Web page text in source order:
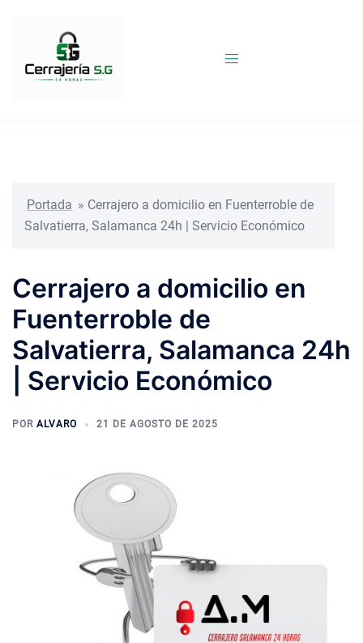
Portada » Cerrajero a domicilio en Fuenterroble de
Salvatierra, Salamanca 24h | Servicio Económico
Cerrajero a domicilio en
Fuenterroble de
Salvatierra, Salamanca 24h
| Servicio Económico
POR ALVARO 21 DE AGOSTO DE 2025